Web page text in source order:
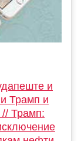
и
Трамп и
Трамп: